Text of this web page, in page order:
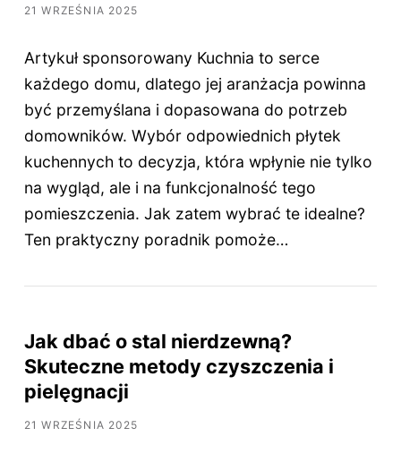
21 WRZEŚNIA 2025
Artykuł sponsorowany Kuchnia to serce
każdego domu, dlatego jej aranżacja powinna
być przemyślana i dopasowana do potrzeb
domowników. Wybór odpowiednich płytek
kuchennych to decyzja, która wpłynie nie tylko
na wygląd, ale i na funkcjonalność tego
pomieszczenia. Jak zatem wybrać te idealne?
Ten praktyczny poradnik pomoże…
Jak dbać o stal nierdzewną?
Skuteczne metody czyszczenia i
pielęgnacji
21 WRZEŚNIA 2025